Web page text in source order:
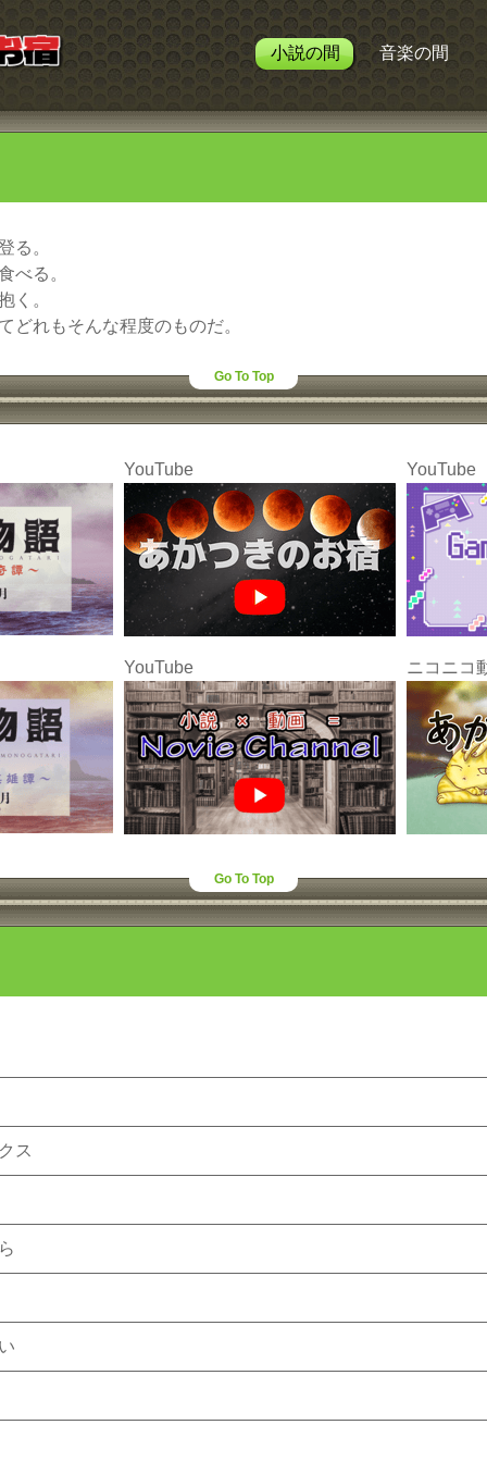
小説の間 音楽の間
る。
べる。
く。
どれもそんな程度のものだ。
Go To Top
YouTube
YouTube
YouTube
ニコニコ
Go To Top
ス